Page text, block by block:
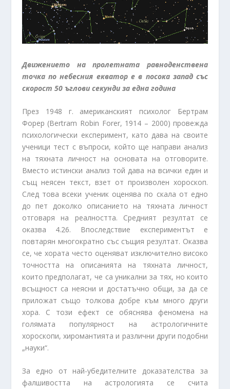
Движението на пролетната равноденствена
точка по небесния екватор е в посока запад със
скорост 50 ъглови секунди за една година
През 1948 г. американският психолог Бертрам
Форер (Bertram Robin Forer, 1914 – 2000) провежда
психологически експеримент, като дава на своите
ученици тест с въпроси, който ще направи анализ
на тяхната личност на основата на отговорите.
Вместо истински анализ той дава на всички един и
същ неясен текст, взет от произволен хороскоп.
След това всеки ученик оценява по скала от едно
до пет доколко описанието на тяхната личност
отговаря на реалността. Средният резултат се
оказва 4.26. Впоследствие експериментът е
повтарян многократно със същия резултат. Оказва
се, че хората често оценяват изключително високо
точността на описанията на тяхната личност,
които предполагат, че са уникални за тях, но които
всъщност са неясни и достатъчно общи, за да се
приложат също толкова добре към много други
хора. С този ефект се обяснява феномена на
голямата популярност на астрологичните
хороскопи, хиромантията и различни други подобни
„науки“.
За едно от най-убедителните доказателства за
фалшивостта на астрологията се счита